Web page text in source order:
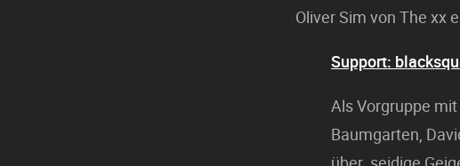
Oliver Sim von The xx
Support:
Als Vorgruppe
Baumgarten,